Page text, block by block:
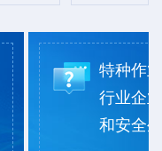
特种作
行业企
和安全